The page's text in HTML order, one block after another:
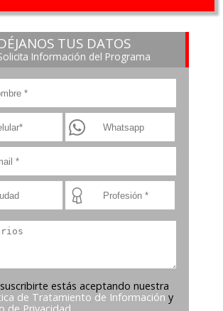
TUS DATOS
Información del Programa
estás aceptando nuestra
de Tratamiento de Información y